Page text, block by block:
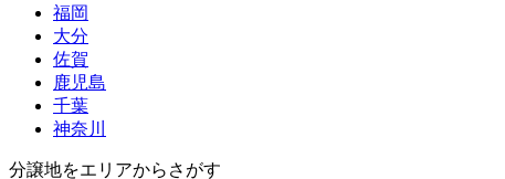
福岡
大分
佐賀
鹿児島
千葉
神奈川
分譲地をエリアからさがす